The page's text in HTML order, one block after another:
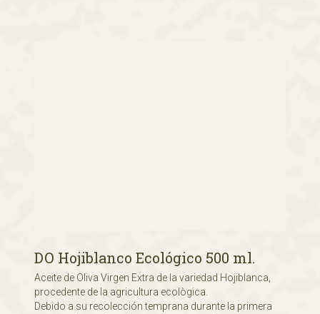
DO Hojiblanco Ecológico 500 ml.
Aceite de Oliva Virgen Extra de la variedad Hojiblanca,
procedente de la agricultura ecològica.
Debido a su recolección temprana durante la primera